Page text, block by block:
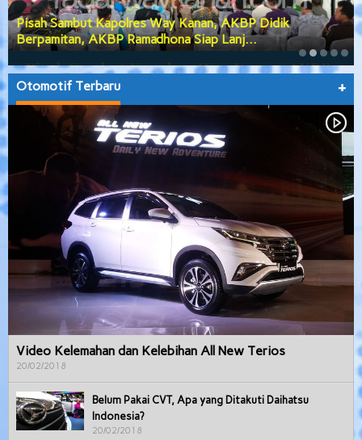
Pisah Sambut Kapolres Way Kanan, AKBP Didik
Berpamitan, AKBP Ramadhona Siap Lanj…
Otomotif Terbaru +
Video Kelemahan dan Kelebihan All New Terios
20/02/2018
Belum Pakai CVT, Apa yang Ditakuti Daihatsu
Indonesia?
20/02/2018